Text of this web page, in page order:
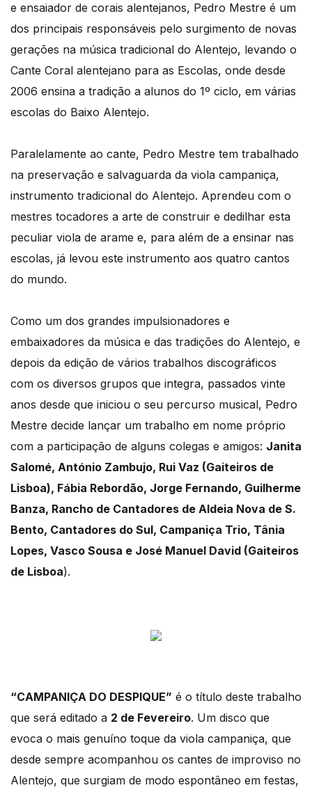
e ensaiador de corais alentejanos, Pedro Mestre é um
dos principais responsáveis pelo surgimento de novas
gerações na música tradicional do Alentejo, levando o
Cante Coral alentejano para as Escolas, onde desde
2006 ensina a tradição a alunos do 1º ciclo, em várias
escolas do Baixo Alentejo.
Paralelamente ao cante, Pedro Mestre tem trabalhado
na preservação e salvaguarda da viola campaniça,
instrumento tradicional do Alentejo. Aprendeu com o
mestres tocadores a arte de construir e dedilhar esta
peculiar viola de arame e, para além de a ensinar nas
escolas, já levou este instrumento aos quatro cantos
do mundo.
Como um dos grandes impulsionadores e
embaixadores da música e das tradições do Alentejo, e
depois da edição de vários trabalhos discográficos
com os diversos grupos que integra, passados vinte
anos desde que iniciou o seu percurso musical, Pedro
Mestre decide lançar um trabalho em nome próprio
com a participação de alguns colegas e amigos: Janita
Salomé, António Zambujo, Rui Vaz (Gaiteiros de
Lisboa), Fábia Rebordão, Jorge Fernando, Guilherme
Banza, Rancho de Cantadores de Aldeia Nova de S.
Bento, Cantadores do Sul, Campaniça Trio, Tânia
Lopes, Vasco Sousa e José Manuel David (Gaiteiros
de Lisboa).
“CAMPANIÇA DO DESPIQUE” é o título deste trabalho
que será editado a 2 de Fevereiro. Um disco que
evoca o mais genuíno toque da viola campaniça, que
desde sempre acompanhou os cantes de improviso no
Alentejo, que surgiam de modo espontâneo em festas,